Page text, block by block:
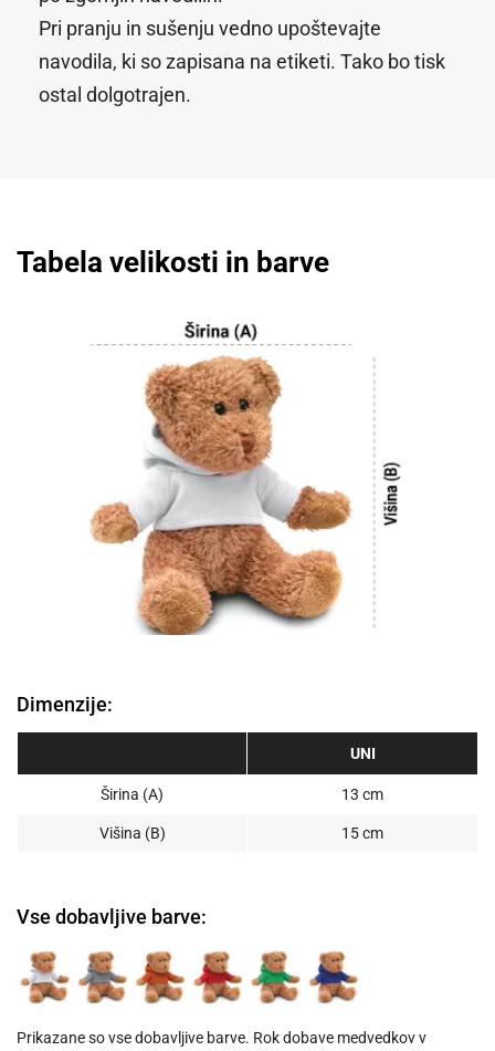
Pri pranju in sušenju vedno upoštevajte
navodila, ki so zapisana na etiketi. Tako bo tisk
ostal dolgotrajen.
Tabela velikosti in barve
Dimenzije:
UNI
Širina (A) 13 cm
Višina (B) 15 cm
Vse dobavljive barve:
Prikazane so vse dobavljive barve. Rok dobave medvedkov v